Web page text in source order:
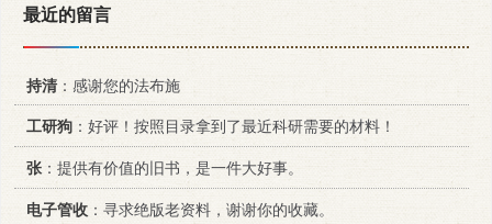
最近的留言
持清：感谢您的法布施
工研狗 ：好评！按照目录拿到了最近科研需要的材料！
张：提供有价值的旧书，是一件大好事。
电子管收 ：寻求绝版老资料，谢谢你的收藏。